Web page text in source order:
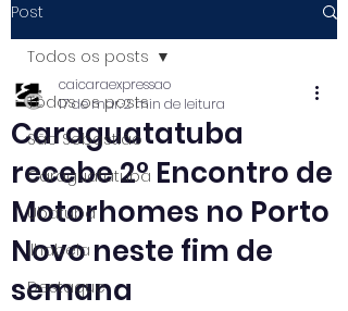
Post
Todos os posts
São Sebastião
Caraguatatuba
Ubatuba
Ilhabela
Destaque
Todos os posts
Caraguatatuba
recebe 2º Encontro de
Motorhomes no Porto
Novo neste fim de
semana
caicaraexpressao
17 de mar.2 min de leitura